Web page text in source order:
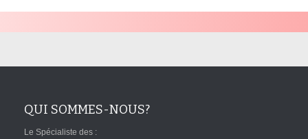
QUI SOMMES-NOUS?
Le Spécialiste des :